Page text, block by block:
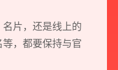
片，还是线上的
，都要保持与官